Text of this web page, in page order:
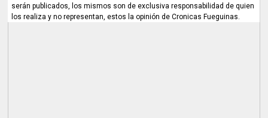
serán publicados, los mismos son de exclusiva responsabilidad de quien
los realiza y no representan, estos la opinión de Cronicas Fueguinas.